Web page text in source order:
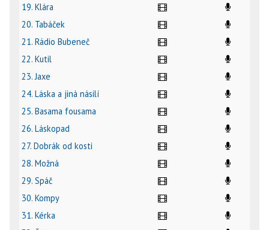
19. Klára
20. Tabáček
21. Rádio Bubeneč
22. Kutil
23. Jaxe
24. Láska a jiná násilí
25. Basama fousama
26. Láskopad
27. Dobrák od kosti
28. Možná
29. Spáč
30. Kompy
31. Kérka